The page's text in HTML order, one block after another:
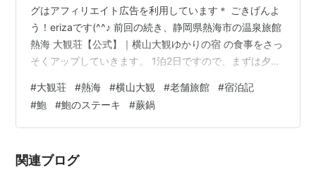
グはアフィリエイト広告を利用しています＊ ごきげんよ
う！erizaです(^^♪ 前回の続き、静岡県熱海市の温泉旅館
熱海 大観荘【公式】｜横山大観ゆかりの宿 の食事をさっ
そくアップしていきます。 1泊2日ですので、まずは夕食
たなぁ～と勝手に感じます。 春らしい彩り豊かな酒肴。
向付～新鮮なお刺身の盛り合わせ～ 大観荘のお刺身は、
心底美味しい！！ 新鮮な地の物に出会えるのが幸せ。 桜
理はやっぱり春にいただくのが、いちばん季節を感じら
#大観荘 #熱海 #横山大観 #老舗旅館 #宿泊記
#鮑 #鮑のステーキ #蕨鍋
関連ブログ